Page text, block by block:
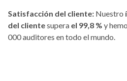
Satisfacción del cliente: Nuestro
del clientesupera el 99,8 % y
000 auditores en todo el mundo.